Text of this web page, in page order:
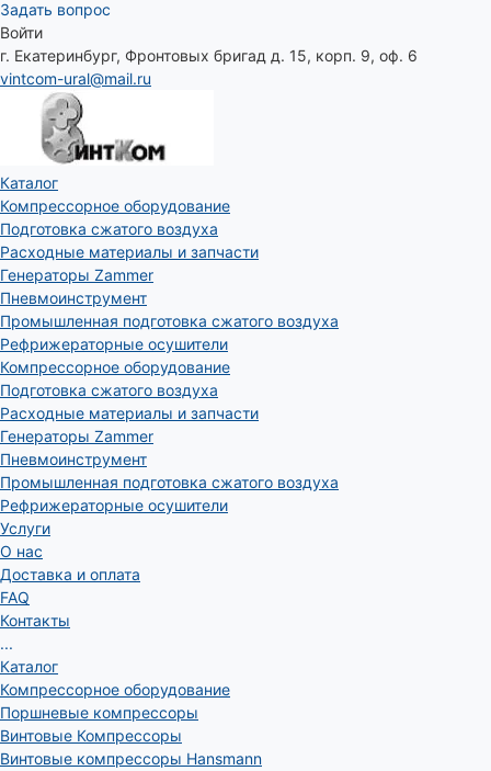
Задать вопрос
Войти
г. Екатеринбург, Фронтовых бригад д. 15, корп. 9, оф. 6
vintcom-ural@mail.ru
Каталог
Компрессорное оборудование
Подготовка сжатого воздуха
Расходные материалы и запчасти
Генераторы Zammer
Пневмоинструмент
Промышленная подготовка сжатого воздуха
Рефрижераторные осушители
Компрессорное оборудование
Подготовка сжатого воздуха
Расходные материалы и запчасти
Генераторы Zammer
Пневмоинструмент
Промышленная подготовка сжатого воздуха
Рефрижераторные осушители
Услуги
О нас
Доставка и оплата
FAQ
Контакты
...
Каталог
Компрессорное оборудование
Поршневые компрессоры
Винтовые Компрессоры
Винтовые компрессоры Hansmann